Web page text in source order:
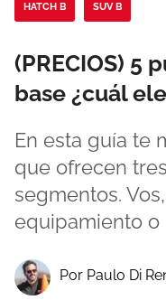
HATCH B SUV B
(PRECIOS) 5
base ¿cuál
En esta guía te
que ofrecen
segmentos.
equipamiento o
Por Paulo Di